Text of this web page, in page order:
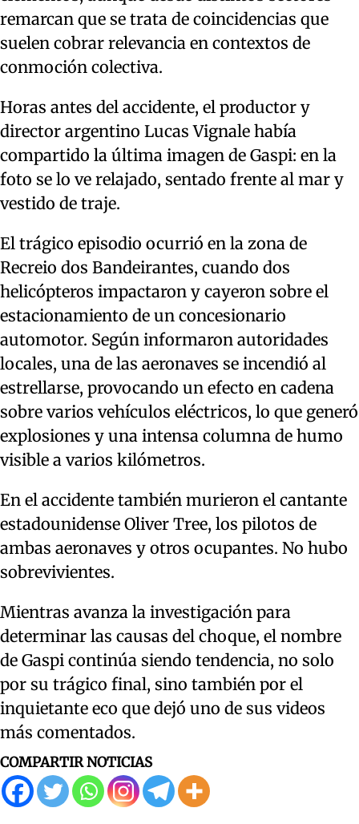
remarcan que se trata de coincidencias que
suelen cobrar relevancia en contextos de
conmoción colectiva.
Horas antes del accidente, el productor y
director argentino Lucas Vignale había
compartido la última imagen de Gaspi: en la
foto se lo ve relajado, sentado frente al mar y
vestido de traje.
El trágico episodio ocurrió en la zona de
Recreio dos Bandeirantes, cuando dos
helicópteros impactaron y cayeron sobre el
estacionamiento de un concesionario
automotor. Según informaron autoridades
locales, una de las aeronaves se incendió al
estrellarse, provocando un efecto en cadena
sobre varios vehículos eléctricos, lo que generó
explosiones y una intensa columna de humo
visible a varios kilómetros.
En el accidente también murieron el cantante
estadounidense Oliver Tree, los pilotos de
ambas aeronaves y otros ocupantes. No hubo
sobrevivientes.
Mientras avanza la investigación para
determinar las causas del choque, el nombre
de Gaspi continúa siendo tendencia, no solo
por su trágico final, sino también por el
inquietante eco que dejó uno de sus videos
más comentados.
COMPARTIR NOTICIAS